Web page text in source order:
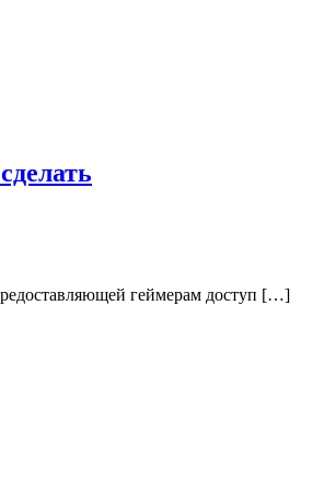
геймерам доступ […]